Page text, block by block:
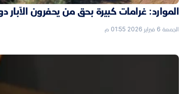
الموارد: غرامات كبيرة بحق من يحفرون
الجمعة 6 فبراير 2026 01:55 م